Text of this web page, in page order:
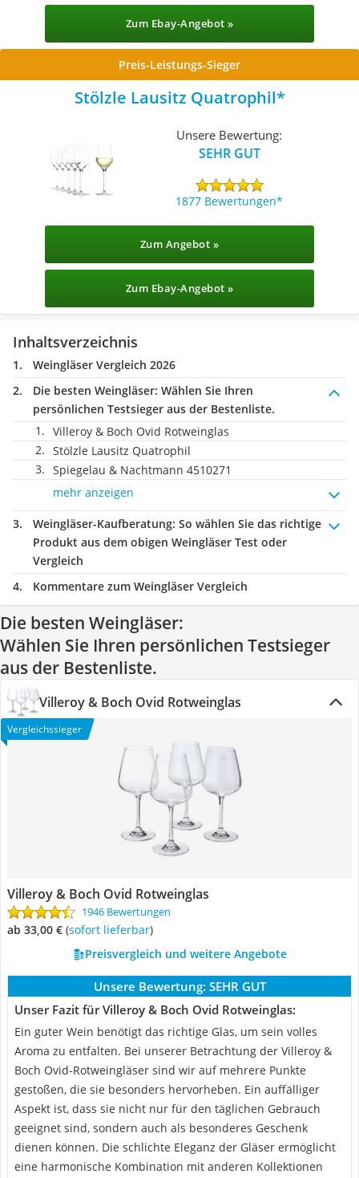
Zum Ebay-Angebot »
Preis-Leistungs-Sieger
Stölzle Lausitz Quatrophil
Unsere Bewertung:
SEHR GUT
1877 Bewertungen
Zum Angebot »
Zum Ebay-Angebot »
Inhaltsverzeichnis
Weingläser Vergleich 2026
Die besten Weingläser: Wählen Sie Ihren
persönlichen Testsieger aus der Bestenliste.
Villeroy & Boch Ovid Rotweinglas
Stölzle Lausitz Quatrophil
Spiegelau & Nachtmann 4510271
mehr anzeigen
Weingläser-Kaufberatung: So wählen Sie das richtige
Produkt aus dem obigen Weingläser Test oder
Vergleich
Kommentare zum Weingläser Vergleich
Die besten Weingläser:
Wählen Sie Ihren persönlichen Testsieger
aus der Bestenliste.
Villeroy & Boch Ovid Rotweinglas
Vergleichssieger
Villeroy & Boch Ovid Rotweinglas
1946 Bewertungen
ab 33,00 € ( Sofort lieferbar)
Preisvergleich und weitere Angebote
Unsere Bewertung: SEHR GUT
Unser Fazit für Villeroy & Boch Ovid Rotweinglas:
Ein guter Wein benötigt das richtige Glas, um sein volles
Aroma zu entfalten. Bei unserer Betrachtung der Villeroy &
Boch Ovid-Rotweingläser sind wir auf mehrere Punkte
gestoßen, die sie besonders hervorheben. Ein auffälliger
Aspekt ist, dass sie nicht nur für den täglichen Gebrauch
geeignet sind, sondern auch als besonderes Geschenk
dienen können. Die schlichte Eleganz der Gläser ermöglicht
eine harmonische Kombination mit anderen Kollektionen